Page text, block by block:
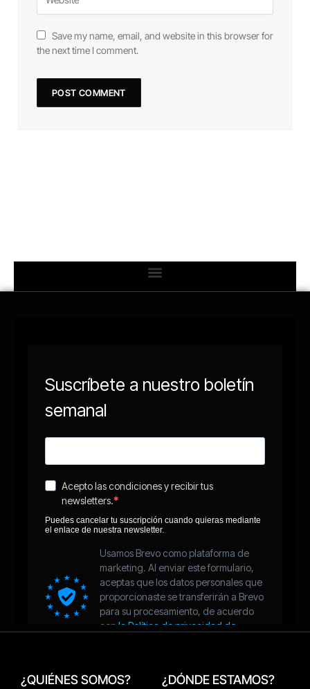
Save my name, email, and website in this browser for
the next time I comment.
¿QUIÉNES SOMOS? ¿DÓNDE ESTAMOS?